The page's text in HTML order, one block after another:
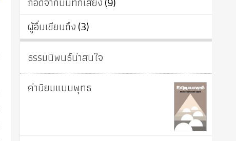
ผู้อื่นเขียนถึง(3)
ธรรมนิพนธ์น่าสนใจ
ค่านิยมแบบพุทธ